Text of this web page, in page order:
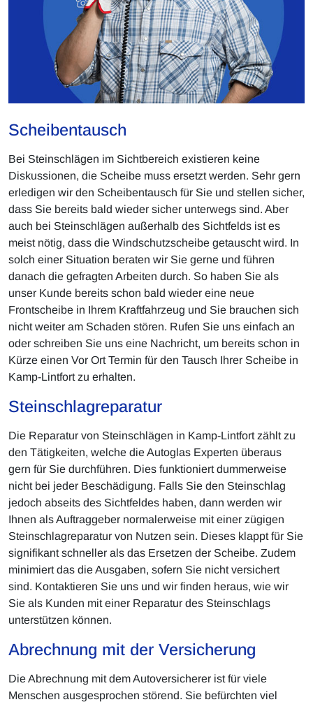
Scheibentausch
Bei Steinschlägen im Sichtbereich existieren keine
Diskussionen, die Scheibe muss ersetzt werden. Sehr gern
erledigen wir den Scheibentausch für Sie und stellen sicher,
dass Sie bereits bald wieder sicher unterwegs sind. Aber
auch bei Steinschlägen außerhalb des Sichtfelds ist es
meist nötig, dass die Windschutzscheibe getauscht wird. In
solch einer Situation beraten wir Sie gerne und führen
danach die gefragten Arbeiten durch. So haben Sie als
unser Kunde bereits schon bald wieder eine neue
Frontscheibe in Ihrem Kraftfahrzeug und Sie brauchen sich
nicht weiter am Schaden stören. Rufen Sie uns einfach an
oder schreiben Sie uns eine Nachricht, um bereits schon in
Kürze einen Vor Ort Termin für den Tausch Ihrer Scheibe in
Kamp-Lintfort zu erhalten.
Steinschlagreparatur
Die Reparatur von Steinschlägen in Kamp-Lintfort zählt zu
den Tätigkeiten, welche die Autoglas Experten überaus
gern für Sie durchführen. Dies funktioniert dummerweise
nicht bei jeder Beschädigung. Falls Sie den Steinschlag
jedoch abseits des Sichtfeldes haben, dann werden wir
Ihnen als Auftraggeber normalerweise mit einer zügigen
Steinschlagreparatur von Nutzen sein. Dieses klappt für Sie
signifikant schneller als das Ersetzen der Scheibe. Zudem
minimiert das die Ausgaben, sofern Sie nicht versichert
sind. Kontaktieren Sie uns und wir finden heraus, wie wir
Sie als Kunden mit einer Reparatur des Steinschlags
unterstützen können.
Abrechnung mit der Versicherung
Die Abrechnung mit dem Autoversicherer ist für viele
Menschen ausgesprochen störend. Sie befürchten viel